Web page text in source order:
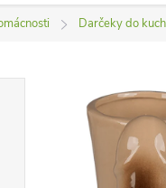
Darčeky do